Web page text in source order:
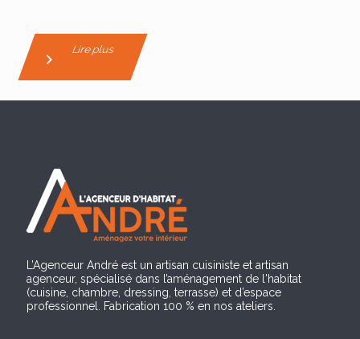
Lire plus
L’Agenceur André est un artisan cuisiniste et artisan
agenceur, spécialisé dans l’aménagement de l'habitat
(cuisine, chambre, dressing, terrasse) et d’espace
professionnel. Fabrication 100 % en nos ateliers.